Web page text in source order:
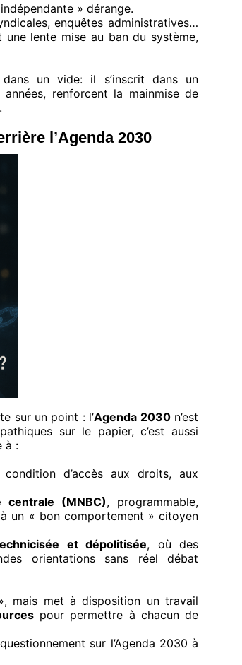
» dérange.
enquêtes administratives…
lente mise au ban du système,
un vide: il s’inscrit dans un
renforcent la mainmise de
l’Agenda 2030
sur un point : l’Agenda 2030n’est
sur le papier, c’est aussi
à :
condition d’accès aux droits, aux
centrale (MNBC), programmable,
un « bon comportement » citoyen
et dépolitisée, où des
orientations sans réel débat
mais met à disposition un travail
pour permettre à chacun de
sur l’Agenda 2030 à